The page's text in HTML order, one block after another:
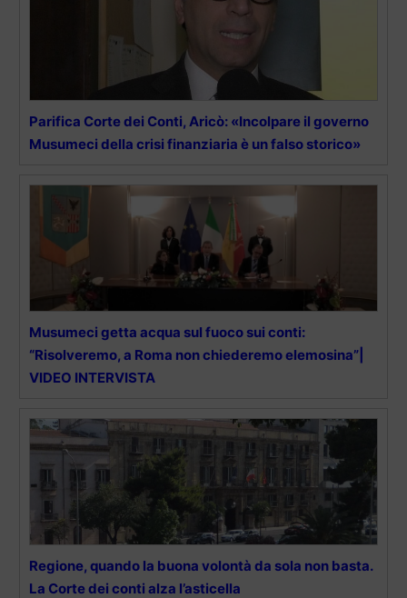
Parifica Corte dei Conti, Aricò: «Incolpare il governo
Musumeci della crisi finanziaria è un falso storico»
Musumeci getta acqua sul fuoco sui conti:
“Risolveremo, a Roma non chiederemo elemosina”|
VIDEO INTERVISTA
Regione, quando la buona volontà da sola non basta.
La Corte dei conti alza l’asticella